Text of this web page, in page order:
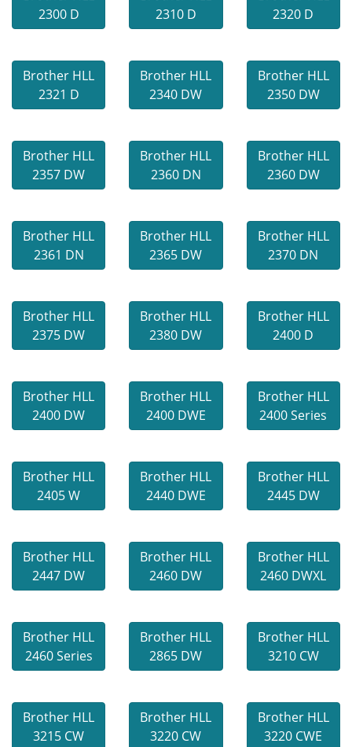
2300 D
2310 D
2320 D
Brother HLL
2321 D
Brother HLL
2340 DW
Brother HLL
2350 DW
Brother HLL
2357 DW
Brother HLL
2360 DN
Brother HLL
2360 DW
Brother HLL
2361 DN
Brother HLL
2365 DW
Brother HLL
2370 DN
Brother HLL
2375 DW
Brother HLL
2380 DW
Brother HLL
2400 D
Brother HLL
2400 DW
Brother HLL
2400 DWE
Brother HLL
2400 Series
Brother HLL
2405 W
Brother HLL
2440 DWE
Brother HLL
2445 DW
Brother HLL
2447 DW
Brother HLL
2460 DW
Brother HLL
2460 DWXL
Brother HLL
2460 Series
Brother HLL
2865 DW
Brother HLL
3210 CW
Brother HLL
3215 CW
Brother HLL
3220 CW
Brother HLL
3220 CWE